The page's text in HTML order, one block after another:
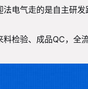
电气走的是自主研
检验、成品QC，全